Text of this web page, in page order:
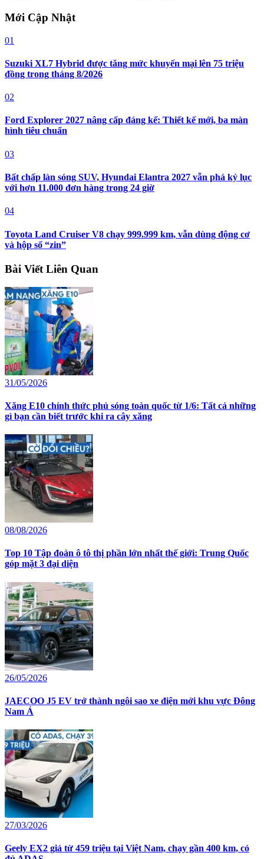
Mới Cập Nhật
01
Suzuki XL7 Hybrid được tăng mức khuyến mại lên 75 triệu
đồng trong tháng 8/2026
02
Ford Explorer 2027 nâng cấp đáng kể: Thiết kế mới, ba màn
hình tiêu chuẩn
03
Bất chấp làn sóng SUV, Hyundai Elantra 2027 vẫn phá kỷ lục
với hơn 11.000 đơn hàng trong 24 giờ
04
Toyota Land Cruiser V8 chạy 999.999 km, vẫn dùng động cơ
và hộp số “zin”
Bài Viết Liên Quan
31/05/2026
Xăng E10 chính thức phủ sóng toàn quốc từ 1/6: Tất cả những
gì bạn cần biết trước khi ra cây xăng
08/08/2026
Top 10 Tập đoàn ô tô thị phần lớn nhất thế giới: Trung Quốc
góp mặt 3 đại diện
26/05/2026
JAECOO J5 EV trở thành ngôi sao xe điện mới khu vực Đông
Nam Á
27/03/2026
Geely EX2 giá từ 459 triệu tại Việt Nam, chạy gần 400 km, có